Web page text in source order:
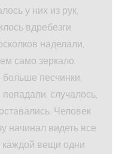
у них из рук,
вдребезги.
наделали,
само зеркало.
песчинки,
попадали, случалось,
Человек
начинал видеть все
каждой вещи одни